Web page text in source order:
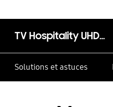
TV Hospitality UHD - HD890U - 65''
Solutions et astuces